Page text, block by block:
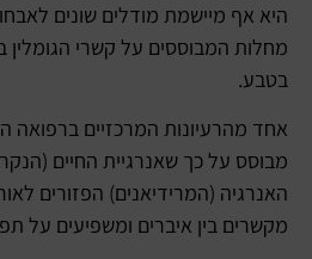
היא אף מיישמת מודלים שונים
מחלות המבוססים על קשרי הגומלין
בטבע.
אחד מהרעיונות המרכזיים ברפואה
מבוסס על כך שאנרגיית החיים
האנרגיה (המרידיאנים) הפזורים
מקשרים בין איברים ומשפיעים על